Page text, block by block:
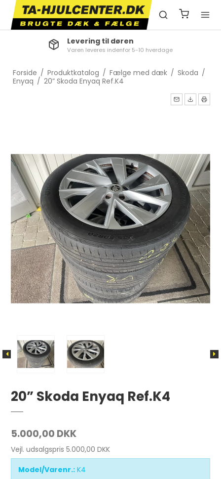
Levering til døren
Varen leveres indenfor 5-10 hverdage
Forside / Produktkatalog / Fælge med dæk / Skoda /
Enyaq / 20” Skoda Enyaq Ref.K4
20” Skoda Enyaq Ref.K4
5.000,00 DKK
Vejl. udsalgspris 5.000,00 DKK
Model/Varenr.: K4